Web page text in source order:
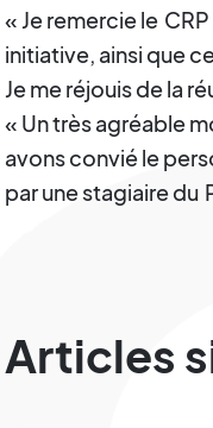
« Je remercie le CRP
initiative, ainsi que
Je me réjouis de la
« Un très agréable
avons convié le
par une stagiaire du
Articles